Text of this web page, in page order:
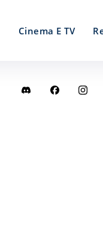
Cinema E TV